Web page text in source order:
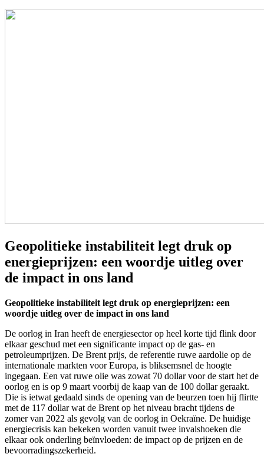
Geopolitieke instabiliteit legt druk op
energieprijzen: een woordje uitleg over
de impact in ons land
Geopolitieke instabiliteit legt druk op energieprijzen: een
woordje uitleg over de impact in ons land
De oorlog in Iran heeft de energiesector op heel korte tijd flink door
elkaar geschud met een significante impact op de gas- en
petroleumprijzen. De Brent prijs, de referentie ruwe aardolie op de
internationale markten voor Europa, is bliksemsnel de hoogte
ingegaan. Een vat ruwe olie was zowat 70 dollar voor de start het de
oorlog en is op 9 maart voorbij de kaap van de 100 dollar geraakt.
Die is ietwat gedaald sinds de opening van de beurzen toen hij flirtte
met de 117 dollar wat de Brent op het niveau bracht tijdens de
zomer van 2022 als gevolg van de oorlog in Oekraïne. De huidige
energiecrisis kan bekeken worden vanuit twee invalshoeken die
elkaar ook onderling beïnvloeden: de impact op de prijzen en de
bevoorradingszekerheid.